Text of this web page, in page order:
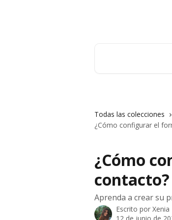
Todas las colecciones
¿Cómo configurar el
¿Cómo
contacto?
Aprenda a crear su
Escrito por Xenia